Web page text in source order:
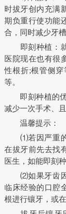
时拔牙创内充满
期负重行使功能
合，同时减少牙
即刻种植：就
医院现在也有很
性根折;根管侧
等。
即刻种植的优
减少一次手术、
温馨提示：
⑴若因严重的
在拔牙前先去找
医生，如能即刻
⑵如果牙齿因
临床经验的口腔
根进行镶牙，或